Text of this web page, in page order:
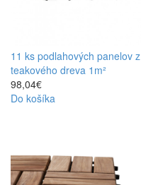
11 ks podlahových panelov z
teakového dreva 1m²
98,04€
Do košíka